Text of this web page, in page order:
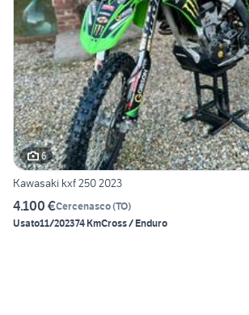
6
Kawasaki kxf 250 2023
4.100 €Cercenasco(TO)
Usato11/202374 KmCross / Enduro